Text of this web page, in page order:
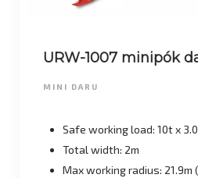
URW-1007 minipók
MINI DARU
Safe working load: 10t x
Total width: 2m
Max working radius: 21.9m